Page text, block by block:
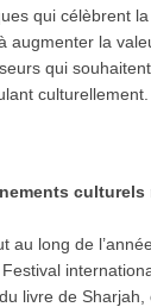
qui célèbrent
augmenter la
qui
culturellement.
culturels
au long de
livre de Sharjah,